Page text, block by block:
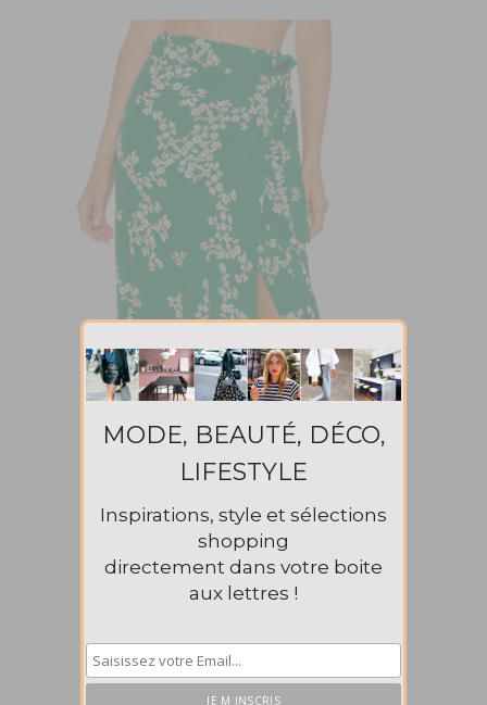
MODE, BEAUTÉ, DÉCO,
LIFESTYLE
Inspirations, style et sélections
shopping
directement dans votre boite
aux lettres !